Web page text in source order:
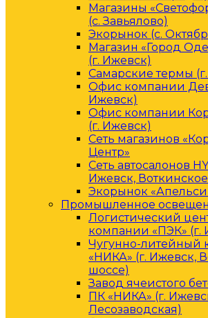
Магазины
(с. Завьялово)
Экорынок (с.
Магазин «Город
(г. Ижевск)
Самарские термы
Офис компании
Ижевск)
Офис компании
(г. Ижевск)
Сеть магазинов
Центр»
Сеть автосалонов
Ижевск,
Экорынок
Промышленное
Логистический
компании «ПЭК» (г.
Чугунно-литейный
«НИКА» (г. Ижевск,
шоссе)
Завод ячеистого
ПК «НИКА» (г.
Лесозаводская)